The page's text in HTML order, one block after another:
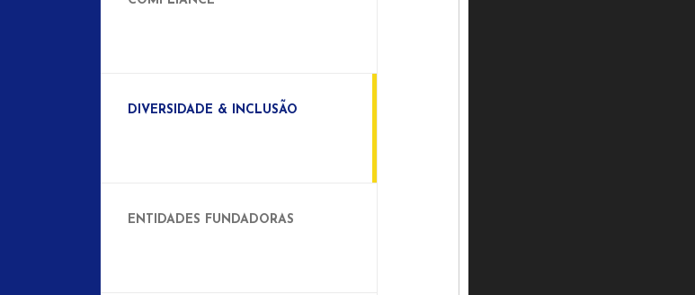
DIVERSIDADE & INCLUSÃO
ENTIDADES FUNDADORAS